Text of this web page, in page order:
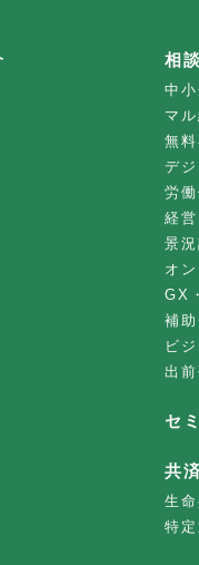
相談
中
マ
無
デ
労
経
景
オ
GX
補
ビ
出
セ
共
生
特